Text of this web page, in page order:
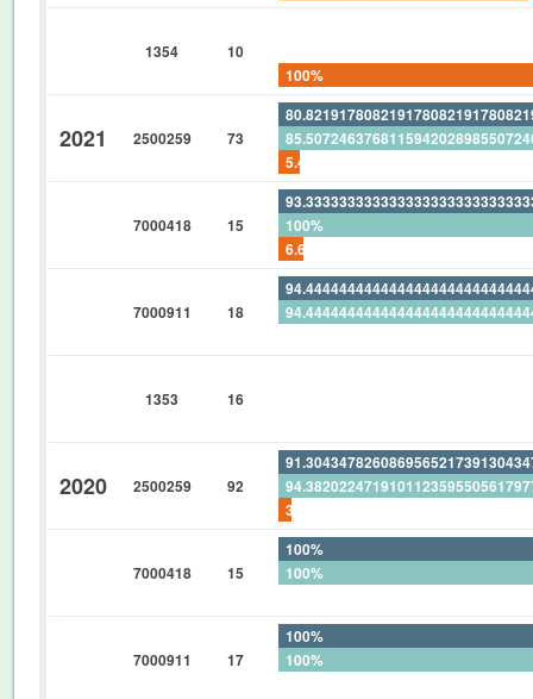
1354 10
100%
2021 2500259 73
7000418 15
100%
7000911 18
1353 16
2020 2500259 92
7000418 15
100%
100%
7000911 17
100%
100%